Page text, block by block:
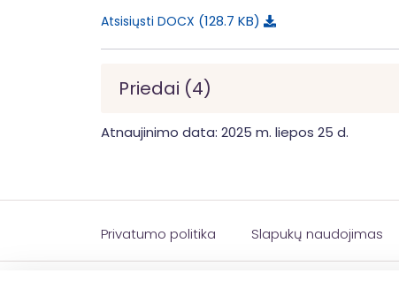
Atsisiųsti DOCX 128.7 KB
Priedai (4)
Atnaujinimo data: 2025 m. liepos 25 d.
Privatumo politika Slapukų naudojimas